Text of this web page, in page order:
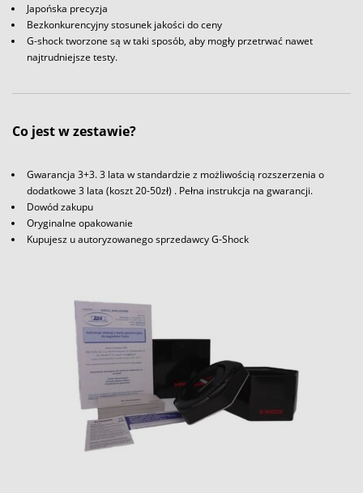
Japońska precyzja
Bezkonkurencyjny stosunek jakości do ceny
G-shock tworzone są w taki sposób, aby mogły przetrwać nawet
najtrudniejsze testy.
Co jest w zestawie?
Gwarancja 3+3. 3 lata w standardzie z możliwością rozszerzenia o
dodatkowe 3 lata (koszt 20-50zł) . Pełna instrukcja na gwarancji.
Dowód zakupu
Oryginalne opakowanie
Kupujesz u autoryzowanego sprzedawcy G-Shock